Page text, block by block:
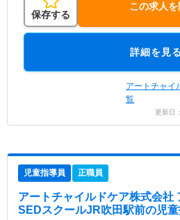
保存する
この求人
詳細を見る
アートチャイ
覧
更新日
児童指導員 正職員
アートチャイルドケア株式会社
SEDスクールJR吹田駅前の児